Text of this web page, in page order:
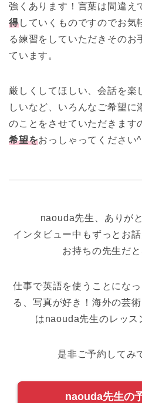
強くあります！言葉は間違え
得していくものですのでお気
る練習をしていただきそのお
ています。
厳しくしてほしい、会話を楽
しいなど、いろんなご希望に
のことをさせていただきます
希望をおっしゃってください
naouda先生、ありが
インタビュー中もずっとお
お持ちの先生だと
仕事で英語を使うことにな
る、写真が好き！海外の芸
はnaouda先生のレッ
是非ご予約してみ
naouda先生の